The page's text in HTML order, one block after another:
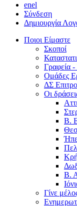
enel
Σύνδεση
Δημιουργία
Ποιοι Είμαστε
Σκοποί
Γραφεία
Ομάδες
ΔΣ
Οι
Β.
Β.
Γίνε